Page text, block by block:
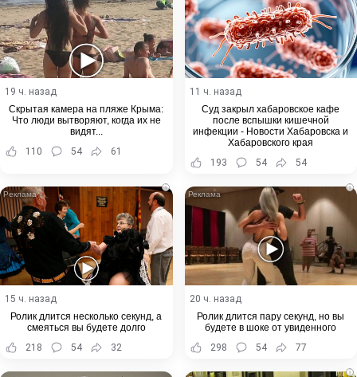
19 ч. назад
Скрытая камера на пляже Крыма:
Что люди вытворяют, когда их не
видят...
110
54 61
11 ч. назад
Суд закрыл хабаровское кафе
после вспышки кишечной
инфекции - Новости Хабаровска и
Хабаровского края
193
54 54
i
15 ч. назад
Ролик длится несколько секунд, а
смеяться вы будете долго
218
54 32
i
20 ч. назад
Ролик длится пару секунд, но вы
будете в шоке от увиденного
298
54 77
i